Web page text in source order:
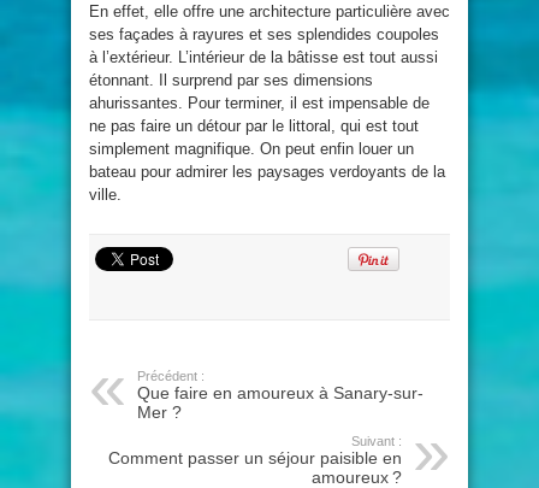
En effet, elle offre une architecture particulière avec
ses façades à rayures et ses splendides coupoles
à l’extérieur. L’intérieur de la bâtisse est tout aussi
étonnant. Il surprend par ses dimensions
ahurissantes. Pour terminer, il est impensable de
ne pas faire un détour par le littoral, qui est tout
simplement magnifique. On peut enfin louer un
bateau pour admirer les paysages verdoyants de la
ville.
Précédent :
Que faire en amoureux à Sanary-sur-
Mer ?
Suivant :
Comment passer un séjour paisible en
amoureux ?